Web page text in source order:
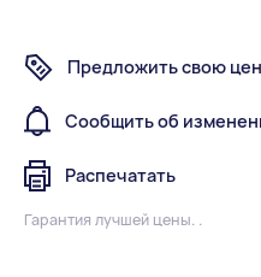
Предложить свою
Сообщить об
Распечатать
Гарантия лучшей цены. .